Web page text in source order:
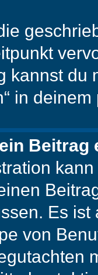
kannst du
in
Es
von